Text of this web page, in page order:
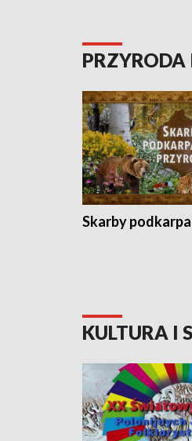
Skarby
KULTURA I